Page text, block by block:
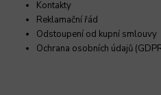
Kontakty
Reklamační řád
Odstoupení od kupní smlouvy
Ochrana osobních údajů